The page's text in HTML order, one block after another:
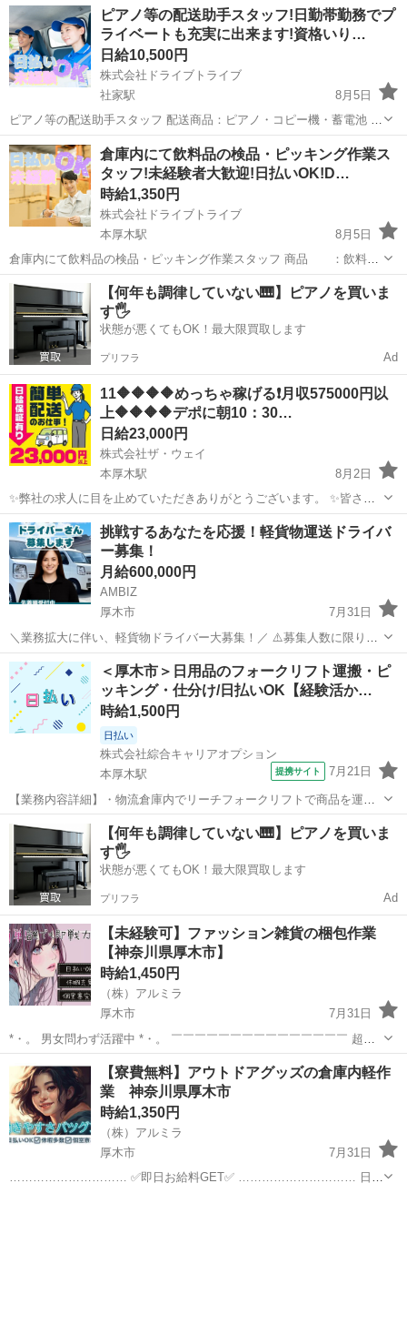
ー向けの飲食料等 。＋お仕事探しはコンシェルスタッフにおまかせ
＋。 あなたのお仕事探しを...
神奈川 厚木市 本厚木駅 ドライバー
ピアノ等の配送助手スタッフ!日勤帯勤務でプ
ライベートも充実に出来ます!資格いり…
日給10,500円
株式会社ドライブトライブ
社家駅
8月5日
ピアノ等の配送助手スタッフ 配送商品：ピアノ・コピー機・蓄電池 配
送件数：2～3便程度(1日5～6件) 配送場所：コンサートホール・自宅・
オフィス等(神奈川県) 年齢層 ：18～35くらいまでの方が活躍中 勤務
時間...
神奈川 厚木市 社家駅 ドライバー スタッフ
倉庫内にて飲料品の検品・ピッキング作業ス
タッフ!未経験者大歓迎!日払いOK!D…
時給1,350円
株式会社ドライブトライブ
本厚木駅
8月5日
倉庫内にて飲料品の検品・ピッキング作業スタッフ 商品 ：飲料品
働く場所：倉庫内 年齢層 ：20～50くらいまでの方が活躍中 勤務時
間：8:00～17:00 【即面接出来ます】 ※定年60まで※ 《202...
神奈川 厚木市 本厚木駅 スタッフ
【何年も調律していない🎹】ピアノを買いま
す🖐️
状態が悪くてもOK！最大限買取します
プリフラ Ad
11🔶🔶🔶🔶めっちゃ稼げる❗️月収575000円以
上🔶🔶🔶🔶デポに朝10：30…
日給23,000円
株式会社ザ・ウェイ
本厚木駅
8月2日
✨弊社の求人に目を止めていただきありがとうございます。 ✨皆さん
はインターネットで日々どのくらいお買い物をしますか？ ちょっとし
た小物もインターネット経由でお買い物する時代💥 💡そこで！楽して
稼げる業界があ...
神奈川 厚木市 本厚木駅 ドライバー ネットスーパー
挑戦するあなたを応援！軽貨物運送ドライバ
ー募集！
月給600,000円
AMBIZ
厚木市
7月31日
＼業務拡大に伴い、軽貨物ドライバー大募集！／ ⚠️募集人数に限りが
ございます⚠️ 【勤務地】 神奈川県厚木市中町 -------------------- 【報酬】
月収目安28〜60万円 ※稼働日数や担当コー...
神奈川 厚木市 物流 貨物
＜厚木市＞日用品のフォークリフト運搬・ピ
ッキング・仕分け/日払いOK【経験活か…
時給1,500円
日払い
株式会社綜合キャリアオプション
本厚木駅
提携サイト 7月21日
【業務内容詳細】・物流倉庫内でリーチフォークリフトで商品を運搬
する業務・その他手作業でピッキング、 仕分け作業【製品情報】日用
で使われる生活用品全般 。＋お仕事探しはコンシェルスタッフにおま
かせ＋。 あなたのお仕事探しを...
神奈川 厚木市 本厚木駅 ドライバー
【何年も調律していない🎹】ピアノを買いま
す🖐️
状態が悪くてもOK！最大限買取します
プリフラ Ad
【未経験可】ファッション雑貨の梱包作業
【神奈川県厚木市】
時給1,450円
（株）アルミラ
厚木市
7月31日
*・。 男女問わず活躍中 *・。 ￣￣￣￣￣￣￣￣￣￣￣￣￣￣￣ 超カ
ンタン作業のみなので 経験や資格は必要ナシ！ 活躍中のスタッフさん
も約80％が未経験からのスタート♪ 初めてで不安な気持ちを...
神奈川 厚木市 倉庫 時給
【寮費無料】アウトドアグッズの倉庫内軽作
業 神奈川県厚木市
時給1,350円
（株）アルミラ
厚木市
7月31日
………………………… ✅即日お給料GET✅ ………………………… 日払